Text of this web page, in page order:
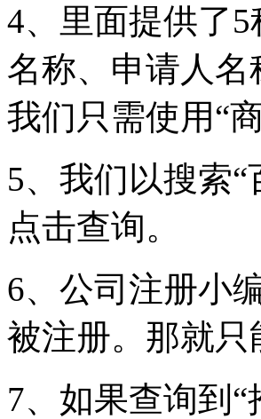
4、里面提供了
名称、申请人
我们只需使用“
5、我们以搜索
点击查询。
6、公司注册小
被注册。那就
7、如果查询到